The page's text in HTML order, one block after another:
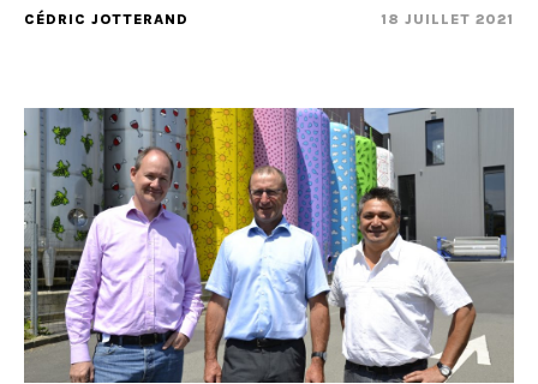
CÉDRIC JOTTERAND 18 JUILLET 2021